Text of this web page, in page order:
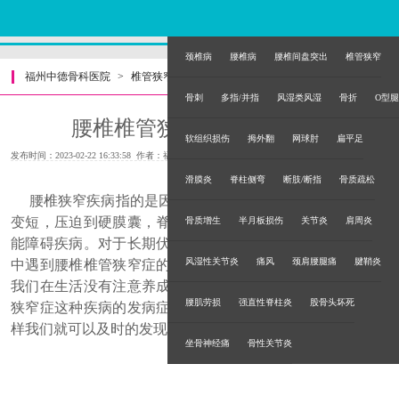
颈椎病 腰椎病 腰椎间盘突出 椎管狭窄
骨刺 多指/并指 风湿类风湿 骨折 O型腿
软组织损伤 拇外翻 网球肘 扁平足
滑膜炎 脊柱侧弯 断肢/断指 骨质疏松
骨质增生 半月板损伤 关节炎 肩周炎
风湿性关节炎 痛风 颈肩腰腿痛 腱鞘炎
腰肌劳损 强直性脊柱炎 股骨头坏死
坐骨神经痛 骨性关节炎
福州中德骨科医院 > 椎管狭窄
腰椎椎管狭窄症的发病症状
发布时间：2023-02-22 16:33:58 作者：福州中德骨科医院
腰椎狭窄疾病指的是因为各种原因导致患者的椎管各径线
变短，压迫到硬膜囊，脊髓及神经根，从而引发对应神经功
能障碍疾病。对于长期伏案工作的朋友们来说，你们在生活
中遇到腰椎椎管狭窄症的情况是比较常见的，它主要是因为
我们在生活没有注意养成正确的坐姿导致的。对于腰椎椎管
狭窄症这种疾病的发病症状，我们文章中可以了解一下，这
样我们就可以及时的发现腰椎椎管狭窄症的存在。